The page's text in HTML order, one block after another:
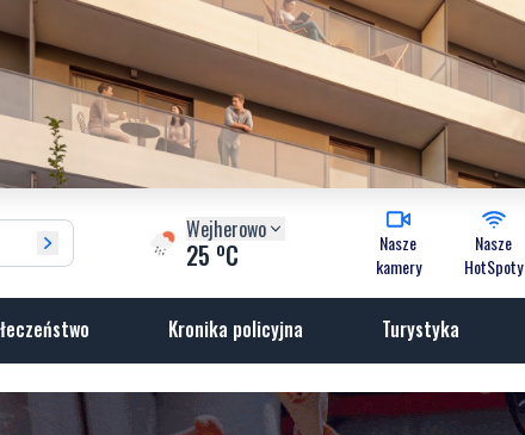
Wejherowo
25 oC
Nasze
kamery
Nasze
HotSpoty
Kronika policyjna Turystyka